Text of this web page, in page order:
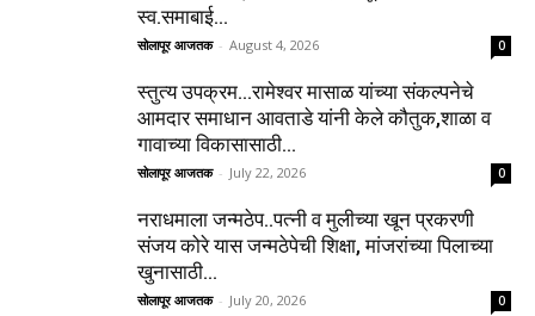
स्व.समाबाई...
सोलापूर आजतक - August 4, 2026 0
स्तुत्य उपक्रम…रामेश्वर मासाळ यांच्या संकल्पनेचे
आमदार समाधान आवताडे यांनी केले कौतुक,शाळा व
गावाच्या विकासासाठी...
सोलापूर आजतक - July 22, 2026 0
नराधमाला जन्मठेप..पत्नी व मुलीच्या खून प्रकरणी
संजय कोरे यास जन्मठेपेची शिक्षा, मांजरांच्या पिलाच्या
खुनासाठी...
सोलापूर आजतक - July 20, 2026 0